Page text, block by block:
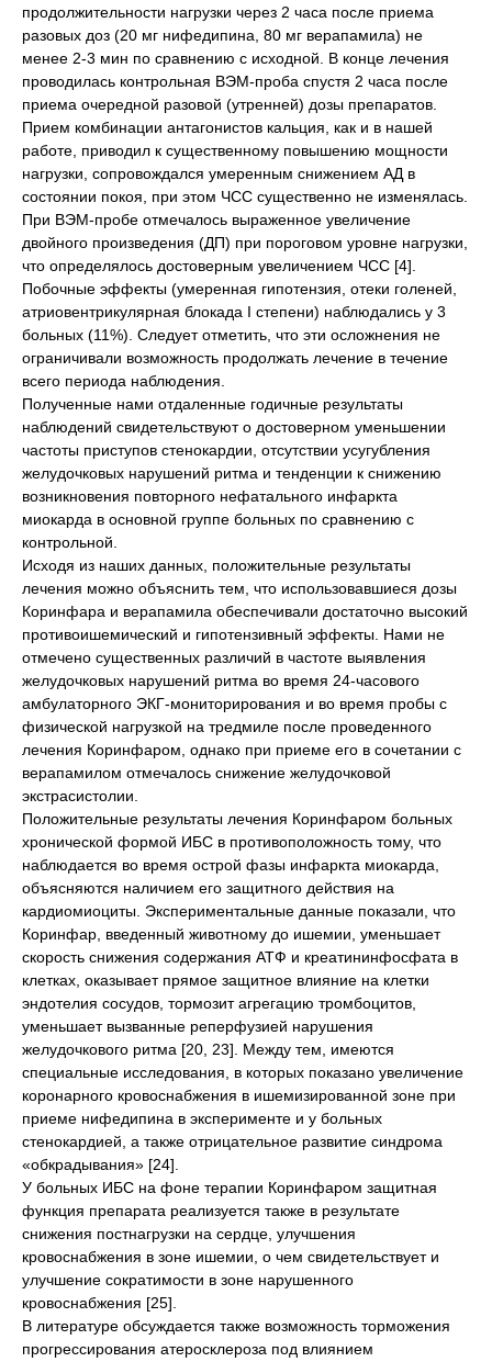
продолжительности нагрузки через 2 часа после приема
разовых доз (20 мг нифедипина, 80 мг верапамила) не
менее 2-3 мин по сравнению с исходной. В конце лечения
проводилась контрольная ВЭМ-проба спустя 2 часа после
приема очередной разовой (утренней) дозы препаратов.
Прием комбинации антагонистов кальция, как и в нашей
работе, приводил к существенному повышению мощности
нагрузки, сопровождался умеренным снижением АД в
состоянии покоя, при этом ЧСС существенно не изменялась.
При ВЭМ-пробе отмечалось выраженное увеличение
двойного произведения (ДП) при пороговом уровне нагрузки,
что определялось достоверным увеличением ЧСС [4].
Побочные эффекты (умеренная гипотензия, отеки голеней,
атриовентрикулярная блокада I степени) наблюдались у 3
больных (11%). Следует отметить, что эти осложнения не
ограничивали возможность продолжать лечение в течение
всего периода наблюдения.
Полученные нами отдаленные годичные результаты
наблюдений свидетельствуют о достоверном уменьшении
частоты приступов стенокардии, отсутствии усугубления
желудочковых нарушений ритма и тенденции к снижению
возникновения повторного нефатального инфаркта
миокарда в основной группе больных по сравнению с
контрольной.
Исходя из наших данных, положительные результаты
лечения можно объяснить тем, что использовавшиеся дозы
Коринфара и верапамила обеспечивали достаточно высокий
противоишемический и гипотензивный эффекты. Нами не
отмечено существенных различий в частоте выявления
желудочковых нарушений ритма во время 24-часового
амбулаторного ЭКГ-мониторирования и во время пробы с
физической нагрузкой на тредмиле после проведенного
лечения Коринфаром, однако при приеме его в сочетании с
верапамилом отмечалось снижение желудочковой
экстрасистолии.
Положительные результаты лечения Коринфаром больных
хронической формой ИБС в противоположность тому, что
наблюдается во время острой фазы инфаркта миокарда,
объясняются наличием его защитного действия на
кардиомиоциты. Экспериментальные данные показали, что
Коринфар, введенный животному до ишемии, уменьшает
скорость снижения содержания АТФ и креатининфосфата в
клетках, оказывает прямое защитное влияние на клетки
эндотелия сосудов, тормозит агрегацию тромбоцитов,
уменьшает вызванные реперфузией нарушения
желудочкового ритма [20, 23]. Между тем, имеются
специальные исследования, в которых показано увеличение
коронарного кровоснабжения в ишемизированной зоне при
приеме нифедипина в эксперименте и у больных
стенокардией, а также отрицательное развитие синдрома
«обкрадывания» [24].
У больных ИБС на фоне терапии Коринфаром защитная
функция препарата реализуется также в результате
снижения постнагрузки на сердце, улучшения
кровоснабжения в зоне ишемии, о чем свидетельствует и
улучшение сократимости в зоне нарушенного
кровоснабжения [25].
В литературе обсуждается также возможность торможения
прогрессирования атеросклероза под влиянием